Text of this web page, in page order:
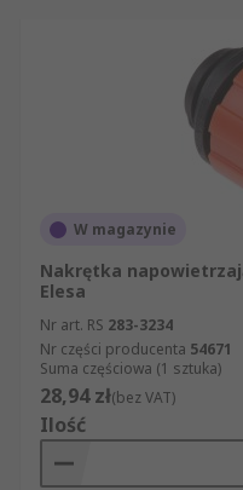
W magazynie
Nakrętka
Elesa
Nr art. RS 283-3234
Nr części producenta 54671
Suma częściowa (1 sztuka)
28,94 zł(bez VAT)
Ilość